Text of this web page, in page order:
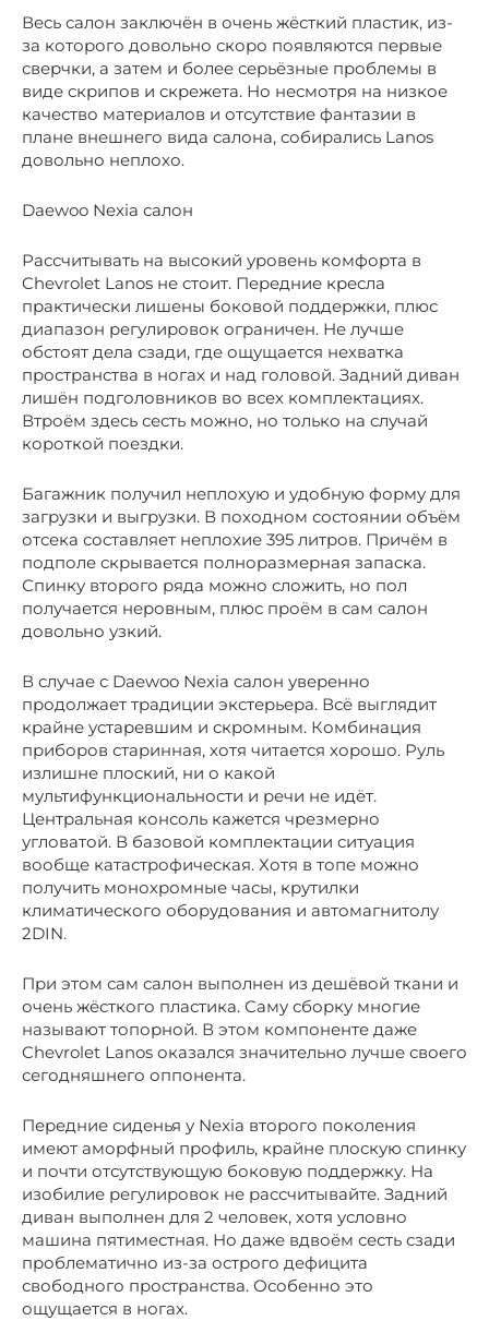
Весь салон заключён в очень жёсткий пластик, из-
за которого довольно скоро появляются первые
сверчки, а затем и более серьёзные проблемы в
виде скрипов и скрежета. Но несмотря на низкое
качество материалов и отсутствие фантазии в
плане внешнего вида салона, собирались Lanos
довольно неплохо.
Daewoo Nexia салон
Рассчитывать на высокий уровень комфорта в
Chevrolet Lanos не стоит. Передние кресла
практически лишены боковой поддержки, плюс
диапазон регулировок ограничен. Не лучше
обстоят дела сзади, где ощущается нехватка
пространства в ногах и над головой. Задний диван
лишён подголовников во всех комплектациях.
Втроём здесь сесть можно, но только на случай
короткой поездки.
Багажник получил неплохую и удобную форму для
загрузки и выгрузки. В походном состоянии объём
отсека составляет неплохие 395 литров. Причём в
подполе скрывается полноразмерная запаска.
Спинку второго ряда можно сложить, но пол
получается неровным, плюс проём в сам салон
довольно узкий.
В случае с Daewoo Nexia салон уверенно
продолжает традиции экстерьера. Всё выглядит
крайне устаревшим и скромным. Комбинация
приборов старинная, хотя читается хорошо. Руль
излишне плоский, ни о какой
мультифункциональности и речи не идёт.
Центральная консоль кажется чрезмерно
угловатой. В базовой комплектации ситуация
вообще катастрофическая. Хотя в топе можно
получить монохромные часы, крутилки
климатического оборудования и автомагнитолу
2DIN.
При этом сам салон выполнен из дешёвой ткани и
очень жёсткого пластика. Саму сборку многие
называют топорной. В этом компоненте даже
Chevrolet Lanos оказался значительно лучше своего
сегодняшнего оппонента.
Передние сиденья у Nexia второго поколения
имеют аморфный профиль, крайне плоскую спинку
и почти отсутствующую боковую поддержку. На
изобилие регулировок не рассчитывайте. Задний
диван выполнен для 2 человек, хотя условно
машина пятиместная. Но даже вдвоём сесть сзади
проблематично из-за острого дефицита
свободного пространства. Особенно это
ощущается в ногах.